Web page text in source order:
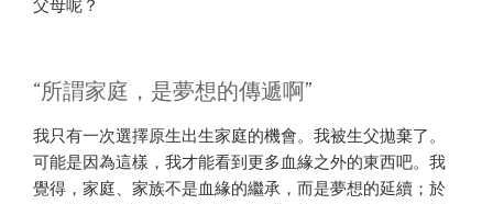
父母呢？
“所謂家庭，是夢想的傳遞啊”
我只有一次選擇原生出生家庭的機會。我被生父拋棄了。
可能是因為這樣，我才能看到更多血緣之外的東西吧。我
覺得，家庭、家族不是血緣的繼承，而是夢想的延續；於